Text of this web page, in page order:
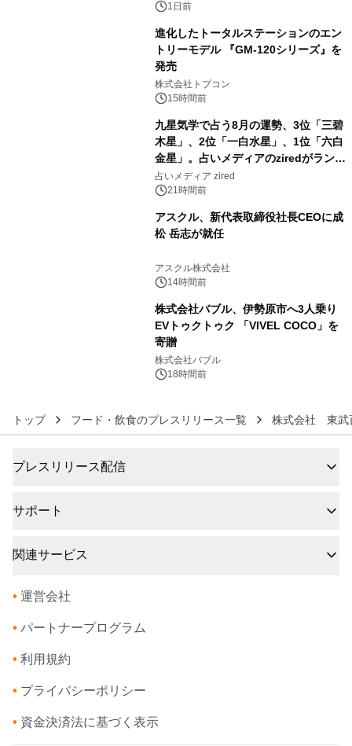
1日前
進化したトータルステーションのエン
トリーモデル 『GM-120シリーズ』を
発売
株式会社トプコン
15時間前
九星気学で占う8月の運勢、3位「三碧
木星」、2位「一白水星」、1位「六白
金星」。占いメディアのziredがランキ
ングを発表
占いメディア zired
21時間前
アスクル、新代表取締役社長CEOに成
松 岳志が就任
アスクル株式会社
14時間前
株式会社バブル、伊勢原市へ3人乗り
EVトゥクトゥク 「VIVEL COCO」を
寄贈
株式会社バブル
18時間前
トップ フード・飲食のプレスリリース一覧 株式会社 東武
プレスリリース配信
サポート
関連サービス
• 運営会社
• パートナープログラム
• 利用規約
• プライバシーポリシー
• 資金決済法に基づく表示